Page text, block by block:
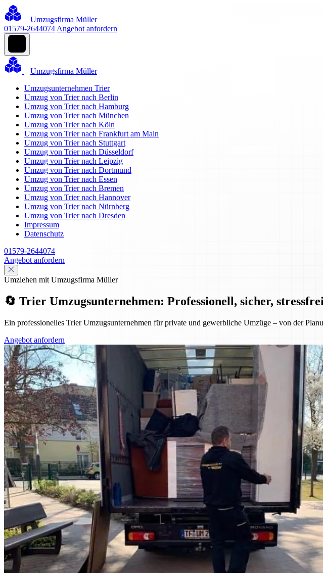
Umzugsfirma Müller
01579-2644074 Angebot anfordern
Umzugsfirma Müller
Umzugsunternehmen Trier
Umzug von Trier nach Berlin
Umzug von Trier nach Hamburg
Umzug von Trier nach München
Umzug von Trier nach Köln
Umzug von Trier nach Frankfurt am Main
Umzug von Trier nach Stuttgart
Umzug von Trier nach Düsseldorf
Umzug von Trier nach Leipzig
Umzug von Trier nach Dortmund
Umzug von Trier nach Essen
Umzug von Trier nach Bremen
Umzug von Trier nach Hannover
Umzug von Trier nach Nürnberg
Umzug von Trier nach Dresden
Impressum
Datenschutz
01579-2644074
Angebot anfordern
Umziehen mit Umzugsfirma Müller
🔄 Trier Umzugsunternehmen: Professionell, sicher, stressfrei
Ein professionelles Trier Umzugsunternehmen für private und gewerbliche Umzüge – von der
Angebot anfordern